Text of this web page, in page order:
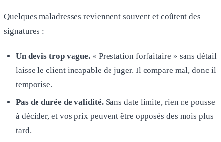
Quelques maladresses reviennent souvent et coûtent des
signatures :
Un devis trop vague.« Prestation forfaitaire » sans détail
laisse le client incapable de juger. Il compare mal, donc il
temporise.
Pas de durée de validité.Sans date limite, rien ne pousse
à décider, et vos prix peuvent être opposés des mois plus
tard.